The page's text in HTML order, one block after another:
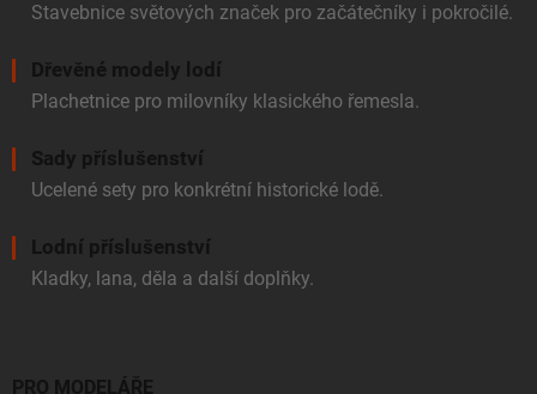
Stavebnice světových značek pro začátečníky i pokročilé.
Dřevěné modely lodí
Plachetnice pro milovníky klasického řemesla.
Sady příslušenství
Ucelené sety pro konkrétní historické lodě.
Lodní příslušenství
Kladky, lana, děla a další doplňky.
PRO MODELÁŘE